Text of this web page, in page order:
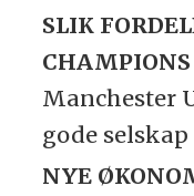
SLIK
Manchester
gode selskap
NYE